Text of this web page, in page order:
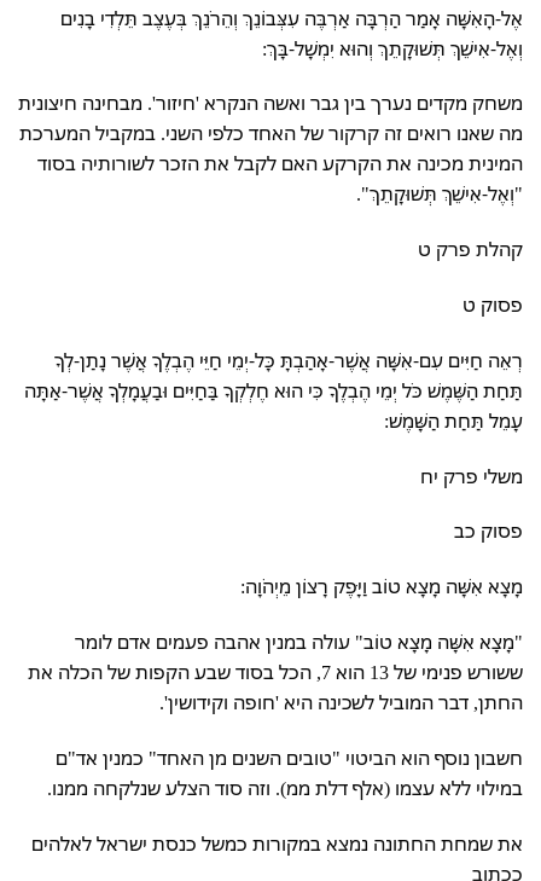
אֶל-הָאִשָּׁה אָמַר הַרְבָּה אַרְבֶּה עִצְּבוֹנֵךְ וְהֵרֹנֵךְ בְּעֶצֶב תֵּלְדִי בָנִים
וְאֶל-אִישֵׁךְ תְּשׁוּקָתֵךְ וְהוּא יִמְשָׁל-בָּךְ:
משחק מקדים נערך בין גבר ואשה הנקרא 'חיזור'. מבחינה חיצונית
מה שאנו רואים זה קרקור של האחד כלפי השני. במקביל המערכת
המינית מכינה את הקרקע האם לקבל את הזכר לשורותיה בסוד
"וְאֶל-אִישֵׁךְ תְּשׁוּקָתֵךְ".
קהלת פרק ט
פסוק ט
רְאֵה חַיִּים עִם-אִשָּׁה אֲשֶׁר-אָהַבְתָּ כָּל-יְמֵי חַיֵּי הֶבְלֶךָ אֲשֶׁר נָתַן-לְךָ
תַּחַת הַשֶּׁמֶשׁ כֹּל יְמֵי הֶבְלֶךָ כִּי הוּא חֶלְקְךָ בַּחַיִּים וּבַעֲמָלְךָ אֲשֶׁר-אַתָּה
עָמֵל תַּחַת הַשָּׁמֶשׁ:
משלי פרק יח
פסוק כב
מָצָא אִשָּׁה מָצָא טוֹב וַיָּפֶק רָצוֹן מֵיְהֹוָה:
"מָצָא אִשָּׁה מָצָא טוֹב" עולה במנין אהבה פעמים אדם לומר
ששורש פנימי של 13 הוא 7, הכל בסוד שבע הקפות של הכלה את
החתן, דבר המוביל לשכינה היא 'חופה וקידושין'.
חשבון נוסף הוא הביטוי "טובים השנים מן האחד" כמנין אד"ם
במילוי ללא עצמו (אלף דלת ממ). וזה סוד הצלע שנלקחה ממנו.
את שמחת החתונה נמצא במקורות כמשל כנסת ישראל לאלהים
ככתוב